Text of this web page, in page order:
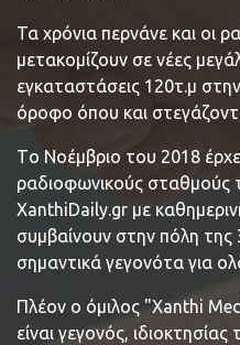
Τα χρόνια περνάνε και οι
μετακομίζουν σε νέες
εγκαταστάσεις 120τ.μ
όροφο όπου και
Τo Νοέμβριο του 2018
ραδιοφωνικούς σταθμούς
XanthiDaily.gr με
συμβαίνουν στην πόλη της
σημαντικά γεγονότα για
Πλέον ο όμιλος "Xanthi
είναι γεγονός,